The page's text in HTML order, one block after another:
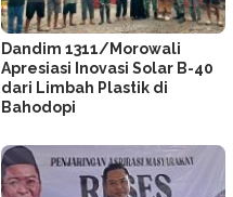
Dandim 1311/Morowali
Apresiasi Inovasi Solar B-40
dari Limbah Plastik di
Bahodopi